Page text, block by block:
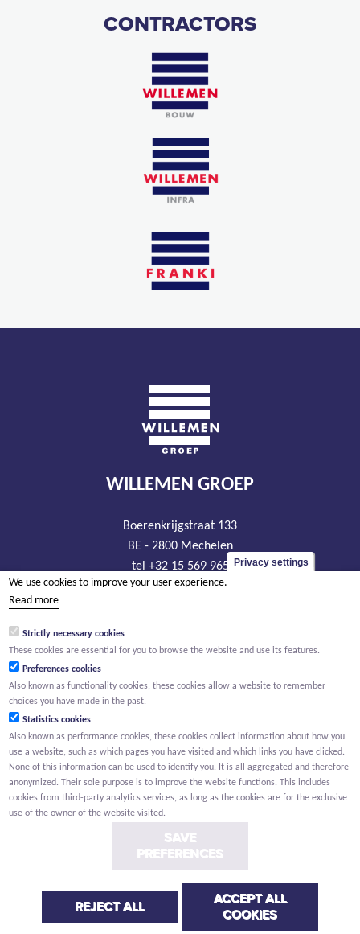
CONTRACTORS
WILLEMEN GROEP
Boerenkrijgstraat 133
BE - 2800 Mechelen
tel +32 15 569 965
groep@willemen.be
RLP Antwerp, department Mechelen
Privacy Cookies Whistleblower report
Privacy settings
We use cookies to improve your user experience.
Read more
Strictly necessary cookies
These cookies are essential for you to browse the website and use its features.
Preferences cookies
Also known as functionality cookies, these cookies allow a website to remember
choices you have made in the past.
Statistics cookies
Also known as performance cookies, these cookies collect information about how you
use a website, such as which pages you have visited and which links you have clicked.
None of this information can be used to identify you. It is all aggregated and therefore
anonymized. Their sole purpose is to improve the website functions. This includes
cookies from third-party analytics services, as long as the cookies are for the exclusive
use of the owner of the website visited.
SAVE
PREFERENCES
REJECT ALL
ACCEPT ALL
COOKIES